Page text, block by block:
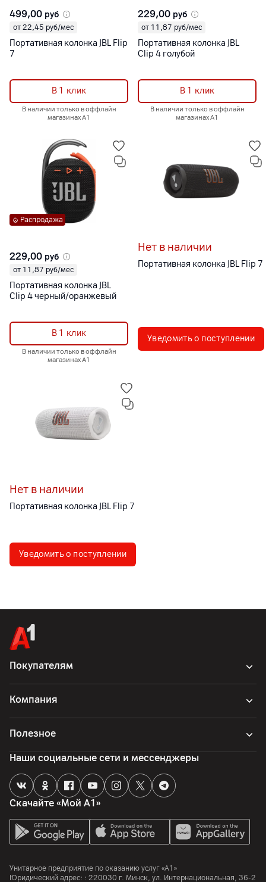
499,00 руб
от 22,45 руб/мес
Портативная колонка JBL Flip
7
В 1 клик
В наличии только в оффлайн
магазинах А1
229,00 руб
от 11,87 руб/мес
Портативная колонка JBL
Clip 4 голубой
В 1 клик
В наличии только в оффлайн
магазинах А1
Распродажа
229,00 руб
от 11,87 руб/мес
Портативная колонка JBL
Clip 4 черный/оранжевый
В 1 клик
В наличии только в оффлайн
магазинах А1
Нет в наличии
Портативная колонка JBL Flip 7
Уведомить о поступлении
Нет в наличии
Портативная колонка JBL Flip 7
Уведомить о поступлении
Покупателям
Компания
Полезное
Скачайте «Мой А1»
Наши социальные сети и мессенджеры
Унитарное предприятие по оказанию услуг «А1»
Юридический адрес: : 220030 г. Минск, ул. Интернациональная, 36-2